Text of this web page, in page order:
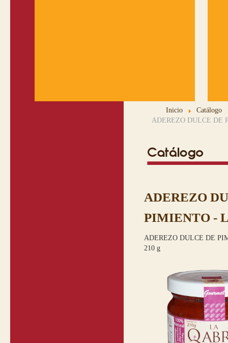
Inicio
Catálogo
ADEREZO DULCE DE
ADEREZO
PIMIENTO -
ADEREZO DULCE DE
210 g